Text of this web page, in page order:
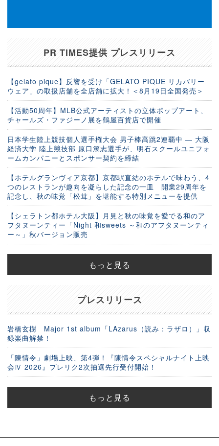
PR TIMES提供 プレスリリース
【gelato pique】反響を受け「GELATO PIQUE リカバリー
ウェア」の取扱店舗を全店舗に拡大！＜8月19日全国発売＞
【活動50周年】MLB公式アーティストの立体ポップアート、
チャールズ・ファジーノ展を鶴屋百貨店で開催
日本学生陸上競技個人選手権大会 男子棒高跳2連覇中 ― 大阪
経済大学 陸上競技部 原口篤志選手が、明石スクールユニフォ
ームカンパニーとスポンサー契約を締結
【ホテルグランヴィア京都】京都駅直結のホテルで味わう、4
つのレストランが趣向を凝らした記念の一皿 開業29周年を
記念し、秋の味覚「松茸」を堪能する特別メニューを提供
【シェラトン都ホテル大阪】月見と秋の味覚を愛でる和のア
フタヌーンティー「Night 和sweets ～和のアフタヌーンティ
ー～」秋バージョン販売
もっと見る
プレスリリース
岩橋玄樹 Major 1st album「LAzarus（読み：ラザロ）」収
録楽曲解禁！
「陳情令」劇場上映、第4弾！『陳情令スペシャルナイト上映
会Ⅳ 2026』プレリク2次抽選先行受付開始！
もっと見る